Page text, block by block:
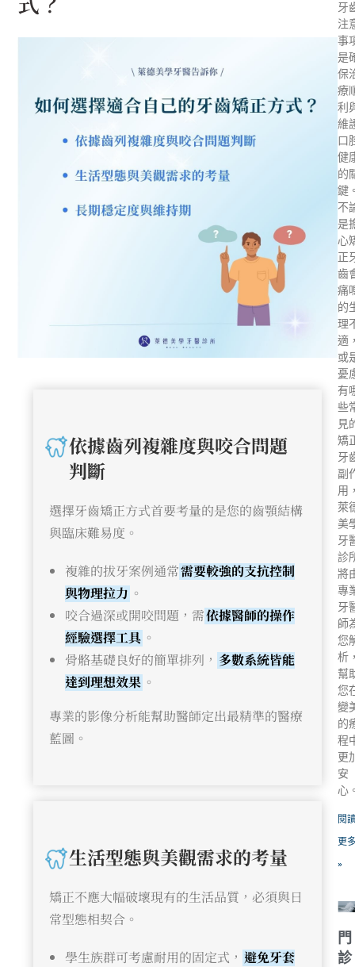
依據齒列複雜度與咬合問題
判斷
選擇牙齒矯正方式首要考量的是您的齒顎結構
與臨床難易度。
複雜的拔牙案例通常需要較強的支抗控制
與物理拉力 。
咬合過深或開咬問題，需依據醫師的操作
經驗選擇工具 。
骨骼基礎良好的簡單排列， 多數系統皆能
達到理想效果 。
專業的影像分析能幫助醫師定出最精準的醫療
藍圖。
生活型態與美觀需求的考量
矯正不應大幅破壞現有的生活品質，必須與日
常型態相契合。
學生族群可考慮耐用的固定式， 避免牙套
牙
注
事
是
保
療
利
維
口
健
的
鍵
不
是
心
正
齒
痛
的
理
適
或
憂
有
些
見
矯
牙
副
用
萊
美
牙
診
將
專
牙
師
您
析
幫
您
變
的
程
更
安
心
閱
更
»
門
診